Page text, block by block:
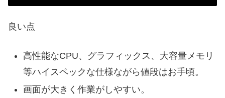
良い点
高性能なCPU、グラフィックス、大容量メモリ
等ハイスペックな仕様ながら値段はお手頃。
画面が大きく作業がしやすい。